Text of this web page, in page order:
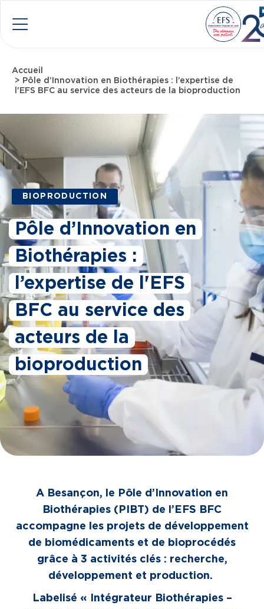
Fil d'Ariane
Accueil
Pôle d’Innovation en Biothérapies : l’expertise de
l'EFS BFC au service des acteurs de la bioproduction
BIOPRODUCTION
Pôle d’Innovation en
Biothérapies :
l’expertise de l'EFS
BFC au service des
acteurs de la
bioproduction
A Besançon, le Pôle d’Innovation en
Biothérapies (PIBT) de l’EFS BFC
accompagne les projets de développement
de biomédicaments et de bioprocédés
grâce à 3 activités clés : recherche,
développement et production.
Labelisé « Intégrateur Biothérapies –